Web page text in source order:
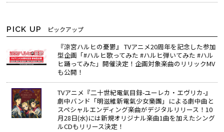
PICK UP ピックアップ
『涼宮ハルヒの憂鬱』 TVアニメ20周年を記念した参加
型企画「#ハルヒ歌ってみた #ハルヒ弾いてみた #ハル
ヒ踊ってみた」開催決定！企画対象楽曲のリリックMV
も公開！
TVアニメ『二十世紀電氣目録-ユーレカ・エヴリカ-』
劇中バンド「明滋維新電氣少女樂團」による劇中曲と
スペシャルエンディング楽曲がデジタルリリース！10
月28日(水)には新規オリジナル楽曲1曲を加えたシング
ルCDもリリース決定！